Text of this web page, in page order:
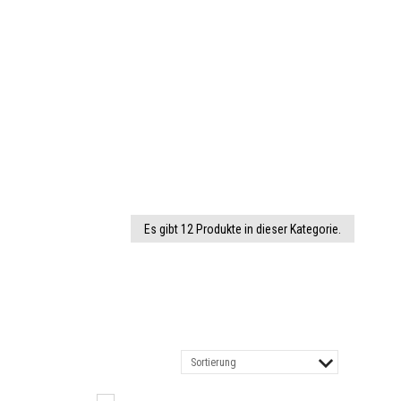
Es gibt 12 Produkte in dieser Kategorie.
Sortierung